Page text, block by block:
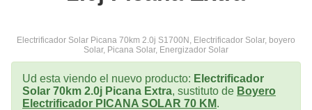
Electrificador Solar Picana 70km 2.0j S1700N, Electrificador Solar, boyero
Solar, Picana Solar, Energizador Solar
Ud esta viendo el nuevo producto: Electrificador
Solar 70km 2.0j Picana Extra, sustituto de Boyero
Electrificador PICANA SOLAR 70 KM.